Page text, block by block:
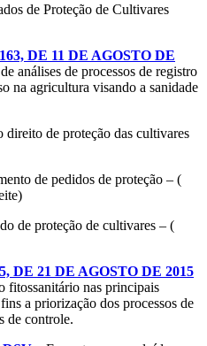
de Proteção de Cultivares
DE 11 DE AGOSTO DE
análises de processos de registro
na agricultura visando a sanidade
direito de proteção das cultivares
de pedidos de proteção – (
de proteção de cultivares – (
DE 21 DE AGOSTO DE 2015
fitossanitário nas principais
a priorização dos processos de
de controle.